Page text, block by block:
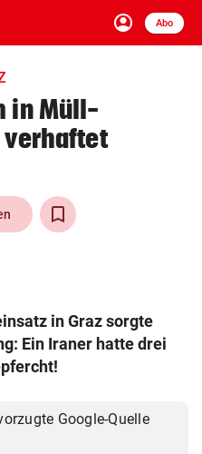
account_circle
Anmelden
Abo
close Schließen
arrow_right
arrow_right
KG 2026
in Müll-
verhaftet
in Graz sorgte
Ein Iraner hatte drei
Google-Quelle